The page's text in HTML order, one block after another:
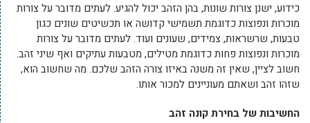
כידוע, ישנן צורות שונות, בהן הזהב יכול להגיע. לעתים מדובר על צורות
מוכרות ונפוצות כדוגמת תשמישי קדושה או תכשיטים שונים כגון
טבעות, שרשראות, צמידים, שעונים ועוד. לעתים מדובר על צורות
מוכרות ונפוצות פחות כדוגמת מטילים, מטבעות עתיקים ואף שיני זהב.
חשוב לציין, שאין זה משנה באיזו צורה הזהב שלכם. מה שחשוב הוא,
שזהו זהב ושאתם מעוניינים למכור אותו.
החשיבות של בחירת קונה זהב